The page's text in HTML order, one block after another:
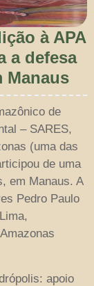
à APA
a defesa
Manaus
de
– SARES,
(uma das
de uma
em Manaus. A
Pedro Paulo
apoio